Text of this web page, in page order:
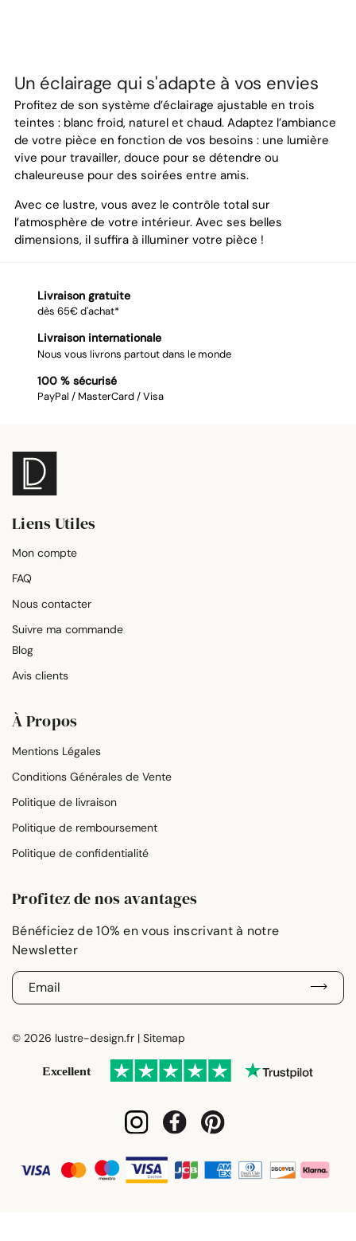
Un éclairage qui s'adapte à vos envies
Profitez de son système d’éclairage ajustable en trois
teintes : blanc froid, naturel et chaud. Adaptez l’ambiance
de votre pièce en fonction de vos besoins : une lumière
vive pour travailler, douce pour se détendre ou
chaleureuse pour des soirées entre amis.
Avec ce lustre, vous avez le contrôle total sur
l’atmosphère de votre intérieur. Avec ses belles
dimensions, il suffira à illuminer votre pièce !
Livraison gratuite
dès 65€ d'achat*
Livraison internationale
Nous vous livrons partout dans le monde
100 % sécurisé
PayPal / MasterCard / Visa
Liens Utiles
Mon compte
FAQ
Nous contacter
Suivre ma commande
Blog
Avis clients
À Propos
Mentions Légales
Conditions Générales de Vente
Politique de livraison
Politique de remboursement
Politique de confidentialité
Profitez de nos avantages
E
-
a
© 2026 lustre-design.fr | Sitemap